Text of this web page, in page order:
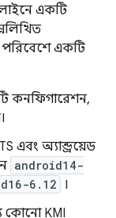
একটি
পরিবেশে একটি
কনফিগারেশন,
এবং অ্যান্ড্রয়েড
android14-
6.12 ।
কোনো KMI